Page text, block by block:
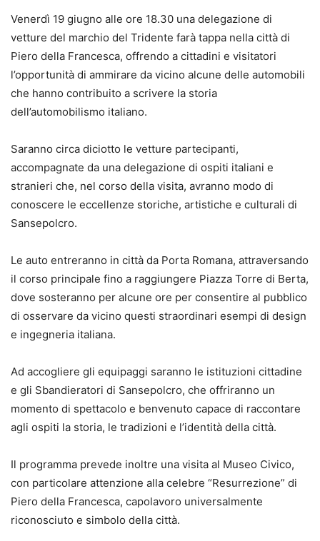
Venerdì 19 giugno alle ore 18.30 una delegazione di
vetture del marchio del Tridente farà tappa nella città di
Piero della Francesca, offrendo a cittadini e visitatori
l’opportunità di ammirare da vicino alcune delle automobili
che hanno contribuito a scrivere la storia
dell’automobilismo italiano.
Saranno circa diciotto le vetture partecipanti,
accompagnate da una delegazione di ospiti italiani e
stranieri che, nel corso della visita, avranno modo di
conoscere le eccellenze storiche, artistiche e culturali di
Sansepolcro.
Le auto entreranno in città da Porta Romana, attraversando
il corso principale fino a raggiungere Piazza Torre di Berta,
dove sosteranno per alcune ore per consentire al pubblico
di osservare da vicino questi straordinari esempi di design
e ingegneria italiana.
Ad accogliere gli equipaggi saranno le istituzioni cittadine
e gli Sbandieratori di Sansepolcro, che offriranno un
momento di spettacolo e benvenuto capace di raccontare
agli ospiti la storia, le tradizioni e l’identità della città.
Il programma prevede inoltre una visita al Museo Civico,
con particolare attenzione alla celebre “Resurrezione” di
Piero della Francesca, capolavoro universalmente
riconosciuto e simbolo della città.